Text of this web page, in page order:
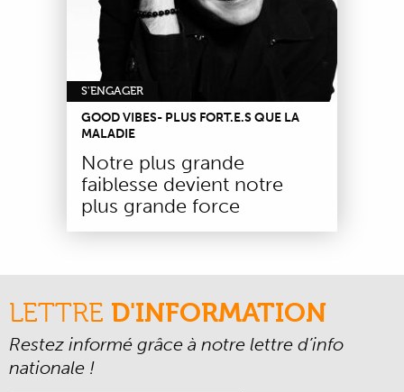
S'ENGAGER
GOOD VIBES- PLUS FORT.E.S QUE LA
MALADIE
Notre plus grande
faiblesse devient notre
plus grande force
LETTRE D'INFORMATION
Restez informé grâce à notre lettre d’info
nationale !